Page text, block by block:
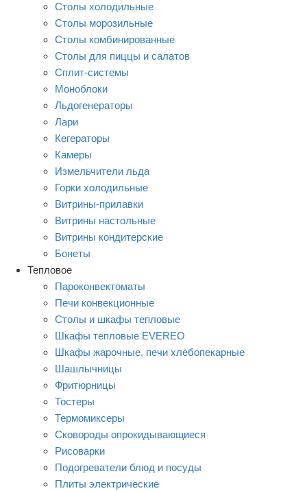
Столы холодильные
Столы морозильные
Столы комбинированные
Столы для пиццы и салатов
Сплит-системы
Моноблоки
Льдогенераторы
Лари
Кегераторы
Камеры
Измельчители льда
Горки холодильные
Витрины-прилавки
Витрины настольные
Витрины кондитерские
Бонеты
Тепловое
Пароконвектоматы
Печи конвекционные
Столы и шкафы тепловые
Шкафы тепловые EVEREO
Шкафы жарочные, печи хлебопекарные
Шашлычницы
Фритюрницы
Тостеры
Термомиксеры
Сковороды опрокидывающиеся
Рисоварки
Подогреватели блюд и посуды
Плиты электрические